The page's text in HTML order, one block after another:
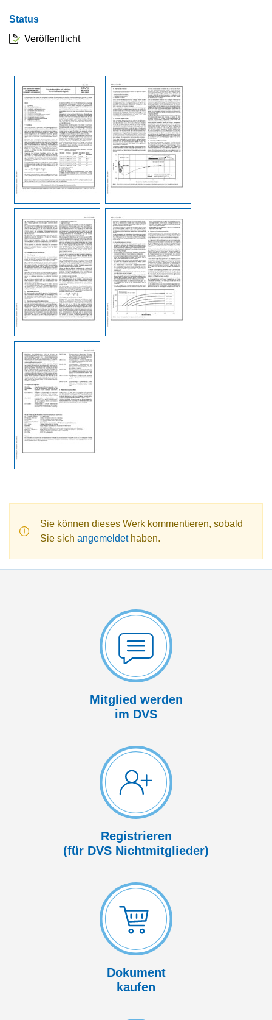
Status
Veröffentlicht
Sie können dieses Werk kommentieren, sobald
Sie sich angemeldethaben.
Mitglied werden
im DVS
Registrieren
(für DVS Nicht­mitglieder)
Dokument
kaufen